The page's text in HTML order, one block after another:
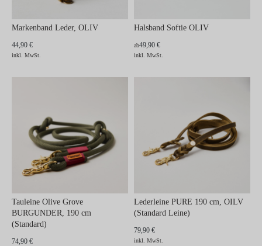
Markenband Leder, OLIV
44,90 €
inkl. MwSt.
Halsband Softie OLIV
ab49,90 €
inkl. MwSt.
Tauleine Olive Grove
BURGUNDER, 190 cm
(Standard)
74,90 €
Lederleine PURE 190 cm, OILV
(Standard Leine)
79,90 €
inkl. MwSt.